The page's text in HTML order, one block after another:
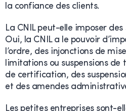
la confiance des clients.
La CNIL peut-elle imposer des
Oui, la CNIL a le pouvoir
l’ordre, des injonctions de
limitations ou suspensions
de certification, des
et des amendes
Les petites entreprises sont-